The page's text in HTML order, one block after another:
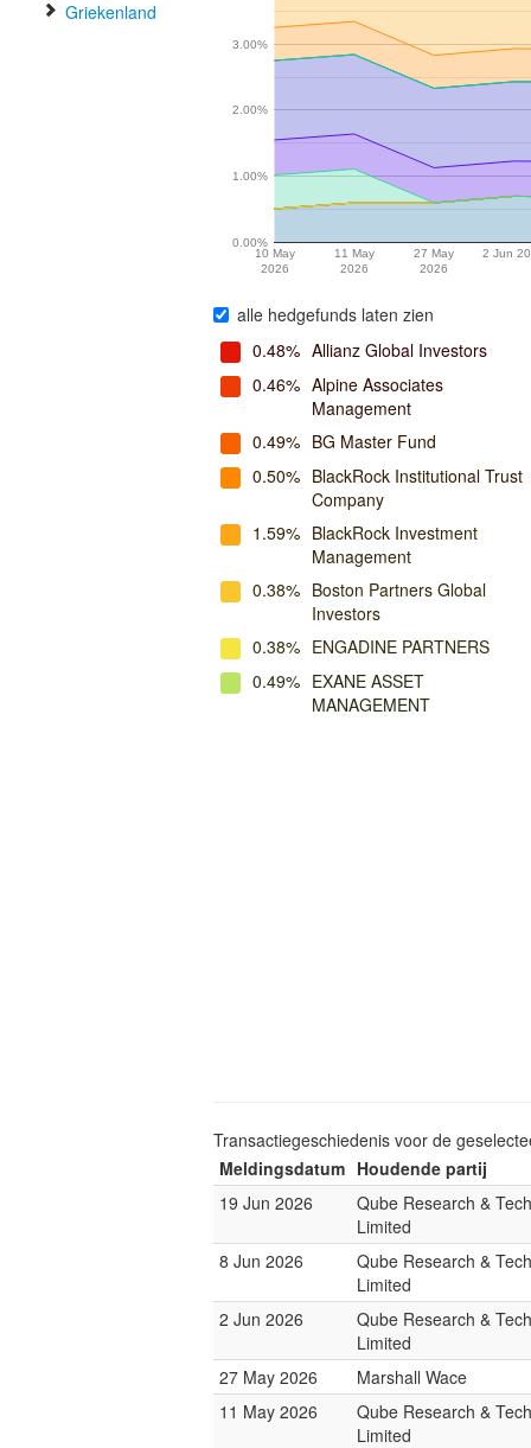
Griekenland
10 May
2026
11 May
2026
27 May
2026
2 Jun
0.00%
1.00%
2.00%
3.00%
alle hedgefunds laten zien
0.48% Allianz Global Investors
0.46% Alpine Associates
Management
0.49% BG Master Fund
0.50% BlackRock Institutional Trust
Company
1.59% BlackRock Investment
Management
0.38% Boston Partners Global
Investors
0.38% ENGADINE PARTNERS
0.49% EXANE ASSET
MANAGEMENT
Transactiegeschiedenis voor de
Meldingsdatum Houdende partij
19 Jun 2026
Qube Research &
Limited
8 Jun 2026
Qube Research &
Limited
2 Jun 2026
Qube Research &
Limited
27 May 2026
Marshall Wace
11 May 2026
Qube Research &
Limited